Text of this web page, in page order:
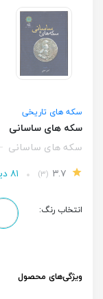
سکه های تاریخی
سکه های ساسانی
سکه های ساسانی
(۳) ۸۱ دیدگاه کاربران
انتخاب رنگ:
ویژگی‌های محصول